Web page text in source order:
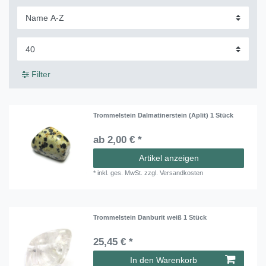
Filter
Trommelstein Dalmatinerstein (Aplit) 1 Stück
ab 2,00 € *
Artikel anzeigen
*inkl. ges. MwSt. zzgl.Versandkosten
Trommelstein Danburit weiß 1 Stück
25,45 € *
In den Warenkorb